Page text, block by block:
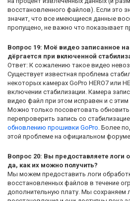
восстановленного файлов). Если это
значит, что все имеющиеся данные
пропущено, не важно что показывает
Вопрос 19: Моё видео записанное на
дёргается при включенной
Ответ: К сожалению такое видео
Существует известная проблема
некоторых камерах GoPro HERO7 или
включении стабилизации. Камера
видео файл при этом исправен и с этим
Можно только посоветовать
перепроверить запись со
обновлению прошивки GoPro. Более
этой проблеме на официальном
Вопрос 20: Вы предоставляете логи
да, как их можно получить?
Мы можем предоставить логи
восстановленных файлов в течение
дополнительную плату. Мы сохраняем